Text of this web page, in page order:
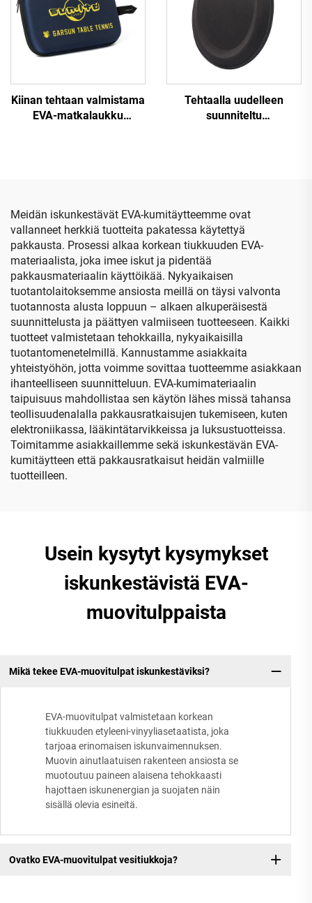
Kiinan tehtaan valmistama
EVA-matkalaukku
pöytätennispallopeleille,
suljettava vetoketjuilla
Tehtaalla uudelleen
suunniteltu
matkakotelo,
kovakuorinen
säilytyslaatikko
vetoketjuineen
Meidän iskunkestävät EVA-kumitäytteemme ovat
vallanneet herkkiä tuotteita pakatessa käytettyä
pakkausta. Prosessi alkaa korkean tiukkuuden EVA-
materiaalista, joka imee iskut ja pidentää
pakkausmateriaalin käyttöikää. Nykyaikaisen
tuotantolaitoksemme ansiosta meillä on täysi valvonta
tuotannosta alusta loppuun – alkaen alkuperäisestä
suunnittelusta ja päättyen valmiiseen tuotteeseen. Kaikki
tuotteet valmistetaan tehokkailla, nykyaikaisilla
tuotantomenetelmillä. Kannustamme asiakkaita
yhteistyöhön, jotta voimme sovittaa tuotteemme asiakkaan
ihanteelliseen suunnitteluun. EVA-kumimateriaalin
taipuisuus mahdollistaa sen käytön lähes missä tahansa
teollisuudenalalla pakkausratkaisujen tukemiseen, kuten
elektroniikassa, lääkintätarvikkeissa ja luksustuotteissa.
Toimitamme asiakkaillemme sekä iskunkestävän EVA-
kumitäytteen että pakkausratkaisut heidän valmiille
tuotteilleen.
Usein kysytyt kysymykset
iskunkestävistä EVA-
muovitulppaista
Mikä tekee EVA-muovitulpat iskunkestäviksi?
EVA-muovitulpat valmistetaan korkean
tiukkuuden etyleeni-vinyyliasetaatista, joka
tarjoaa erinomaisen iskunvaimennuksen.
Muovin ainutlaatuisen rakenteen ansiosta se
muotoutuu paineen alaisena tehokkaasti
hajottaen iskunenergian ja suojaten näin
sisällä olevia esineitä.
Ovatko EVA-muovitulpat vesitiukkoja?